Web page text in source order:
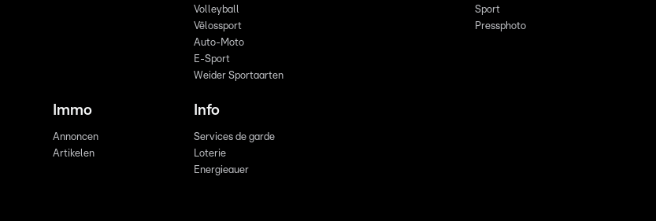
Volleyball
Vëlossport
Auto-Moto
E-Sport
Weider Sportaarten
Sport
Pressphoto
Immo
Annoncen
Artikelen
Info
Services de garde
Loterie
Energieauer